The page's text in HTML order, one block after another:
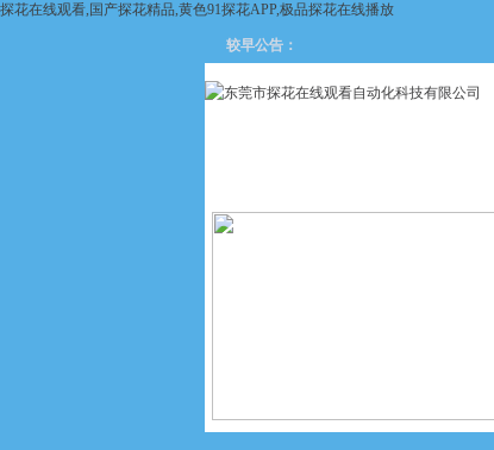
探花在线观看,国产探花精品,黄色91探花APP,极品探花在线播放
较早公告：